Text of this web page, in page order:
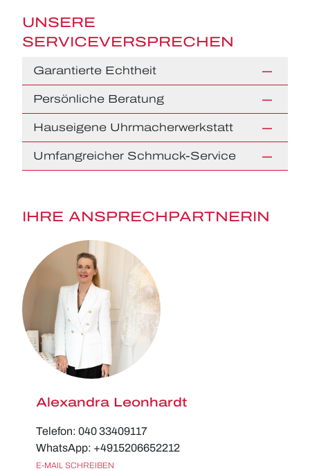
IHRE ANSPRECHPARTNERIN
Alexandra Leonhardt
Telefon: 040 33409117
WhatsApp: +4915206652212
E-MAIL SCHREIBEN
UNSERE
SERVICEVERSPRECHEN
Garantierte Echtheit
Persönliche Beratung
Hauseigene Uhrmacherwerkstatt
Umfangreicher Schmuck-Service